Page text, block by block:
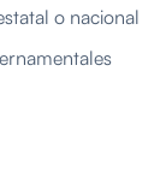
o nacional